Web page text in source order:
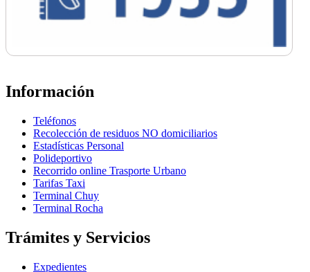
Información
Teléfonos
Recolección de residuos NO domiciliarios
Estadísticas Personal
Polideportivo
Recorrido online Trasporte Urbano
Tarifas Taxi
Terminal Chuy
Terminal Rocha
Trámites y Servicios
Expedientes